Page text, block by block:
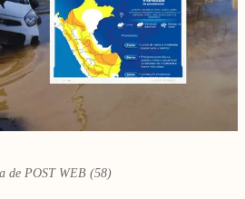
de POST WEB (58)